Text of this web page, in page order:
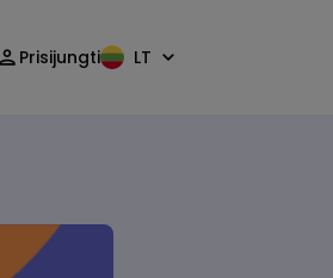
Prisijungti LT